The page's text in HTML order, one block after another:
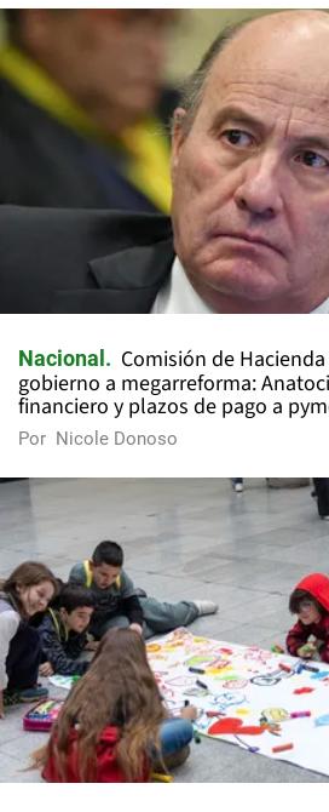
Nacional
Comisión de
gobierno a megarreforma:
financiero y plazos de pago a
Por Nicole Donoso